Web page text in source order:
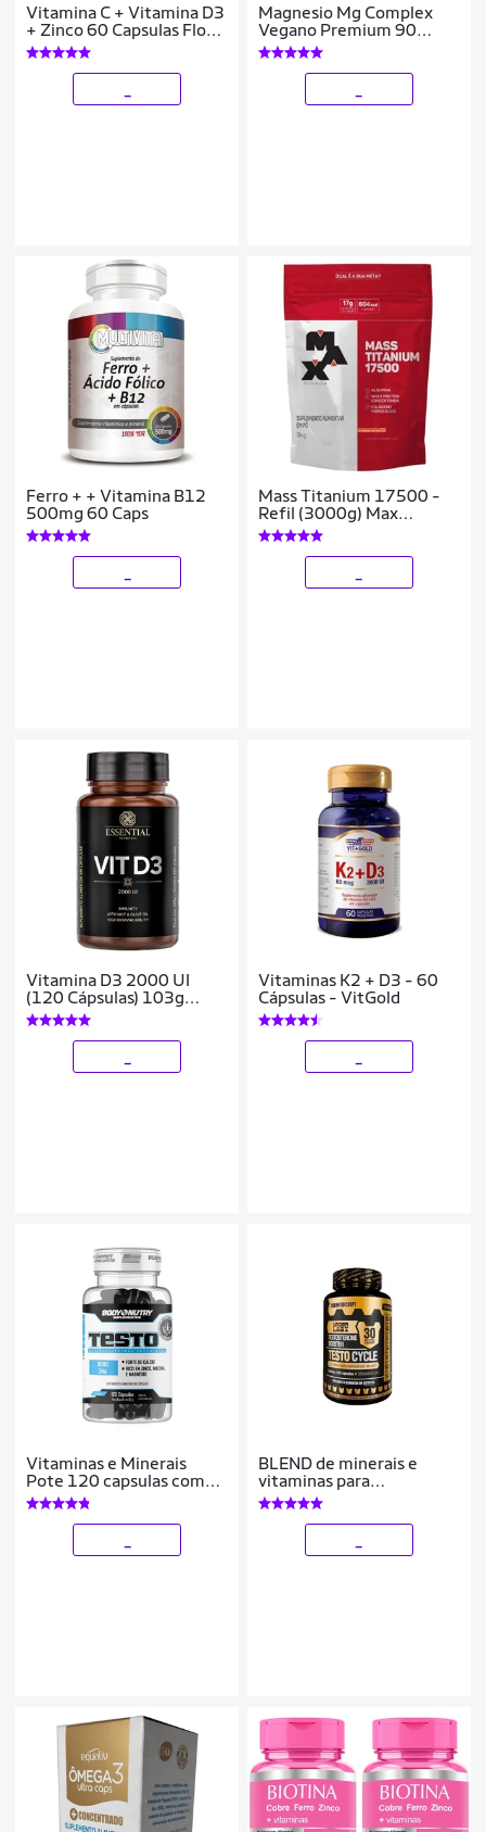
Vitamina C + Vitamina D3
+ Zinco 60 Capsulas Flora
Nativa
Magnesio Mg Complex
Vegano Premium 90
Capsulas Essential
Ferro + + Vitamina B12
500mg 60 Caps
Mass Titanium 17500 -
Refil (3000g) Max
Titanium
Vitamina D3 2000 UI
(120 Cápsulas) 103g
Essential Nutrition
Vitaminas K2 + D3 - 60
Cápsulas - VitGold
Vitaminas e Minerais
Pote 120 capsulas com
Boro, Magnésio, Zinco,
Niacina, Cálcio, Vitamina
B12 e B6
BLEND de minerais e
vitaminas para
performance e vitalidade
120 Cápsulas – Under